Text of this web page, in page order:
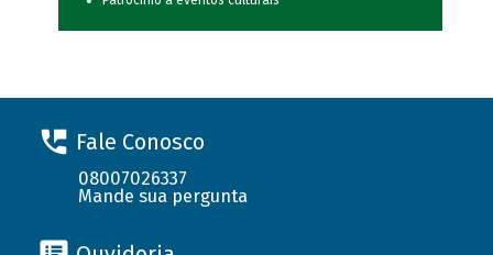
Fale Conosco
08007026337
Mande sua pergunta